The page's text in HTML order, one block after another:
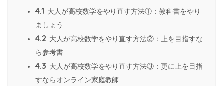
4.1 大人が高校数学をやり直す方法①：教科書をやり
ましょう
4.2 大人が高校数学をやり直す方法②：上を目指すな
ら参考書
4.3 大人が高校数学をやり直す方法③：更に上を目指
すならオンライン家庭教師